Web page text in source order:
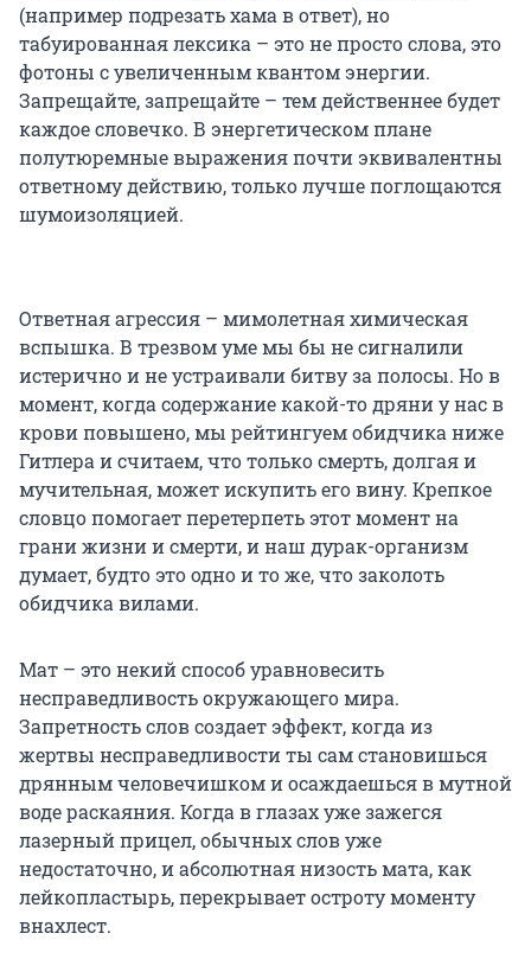
(например подрезать хама в ответ), но
табуированная лексика – это не просто слова, это
фотоны с увеличенным квантом энергии.
Запрещайте, запрещайте – тем действеннее будет
каждое словечко. В энергетическом плане
полутюремные выражения почти эквивалентны
ответному действию, только лучше поглощаются
шумоизоляцией.
Ответная агрессия – мимолетная химическая
вспышка. В трезвом уме мы бы не сигналили
истерично и не устраивали битву за полосы. Но в
момент, когда содержание какой-то дряни у нас в
крови повышено, мы рейтингуем обидчика ниже
Гитлера и считаем, что только смерть, долгая и
мучительная, может искупить его вину. Крепкое
словцо помогает перетерпеть этот момент на
грани жизни и смерти, и наш дурак-организм
думает, будто это одно и то же, что заколоть
обидчика вилами.
Мат – это некий способ уравновесить
несправедливость окружающего мира.
Запретность слов создает эффект, когда из
жертвы несправедливости ты сам становишься
дрянным человечишком и осаждаешься в мутной
воде раскаяния. Когда в глазах уже зажегся
лазерный прицел, обычных слов уже
недостаточно, и абсолютная низость мата, как
лейкопластырь, перекрывает остроту моменту
внахлест.